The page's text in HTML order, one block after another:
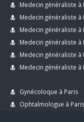
Medecin généraliste à
Medecin généraliste à
Medecin généraliste à
Medecin généraliste à
Medecin généraliste à
Medecin généraliste à
Gynécoloque à Paris
Ophtalmologue à Paris